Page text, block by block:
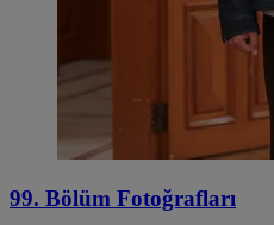
99. Bölüm Fotoğrafları